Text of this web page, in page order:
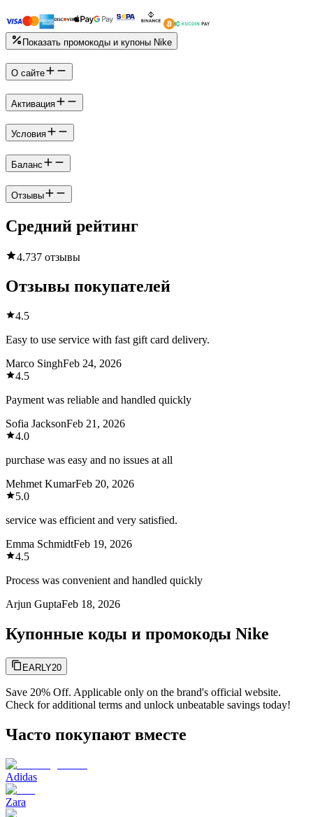
Показать промокоды и купоны Nike
О сайте
Активация
Условия
Баланс
Отзывы
Средний рейтинг
4.737 отзывы
Отзывы покупателей
4.5
Easy to use service with fast gift card delivery.
Marco SinghFeb 24, 2026
4.5
Payment was reliable and handled quickly
Sofia JacksonFeb 21, 2026
4.0
purchase was easy and no issues at all
Mehmet KumarFeb 20, 2026
5.0
service was efficient and very satisfied.
Emma SchmidtFeb 19, 2026
4.5
Process was convenient and handled quickly
Arjun GuptaFeb 18, 2026
Купонные коды и промокоды Nike
EARLY20
Save 20% Off. Applicable only on the brand's official website.
Check for additional terms and unlock unbeatable savings today!
Часто покупают вместе
Adidas
Zara